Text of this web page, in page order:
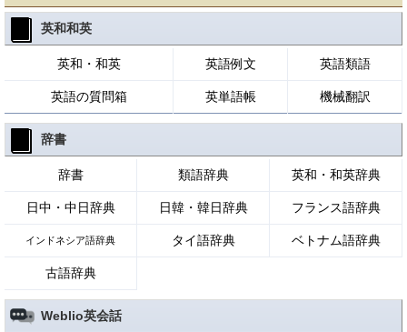
英和和英
英和・和英 英語例文 英語類語
英語の質問箱 英単語帳 機械翻訳
辞書
辞書 類語辞典 英和・和英辞典
日中・中日辞典 日韓・韓日辞典 フランス語辞典
インドネシア語辞典 タイ語辞典 ベトナム語辞典
古語辞典
Weblio英会話